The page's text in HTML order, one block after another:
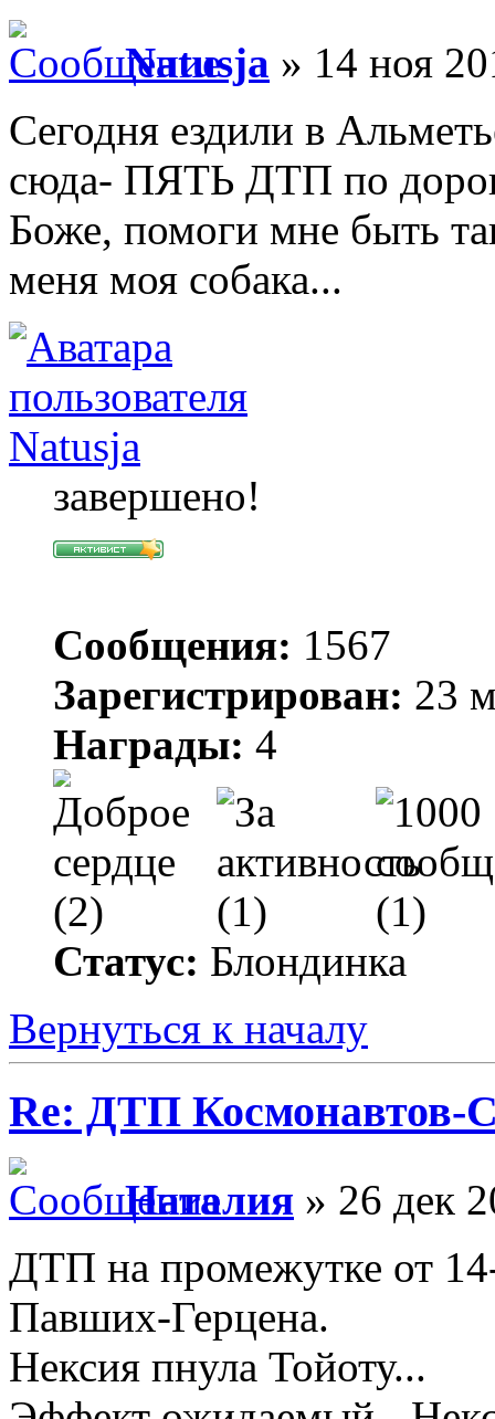
Natusja » 14 ноя
Сегодня ездили в
сюда- ПЯТЬ ДТП по
Боже, помоги мне быть
меня моя собака...
Natusja
завершено!
Сообщения: 1567
Зарегистрирован: 23
Награды: 4
Статус: Блондинка
Вернуться к началу
Re: ДТП Космонавтов-
Наталия » 26 дек
ДТП на промежутке от
Павших-Герцена.
Нексия пнула Тойоту...